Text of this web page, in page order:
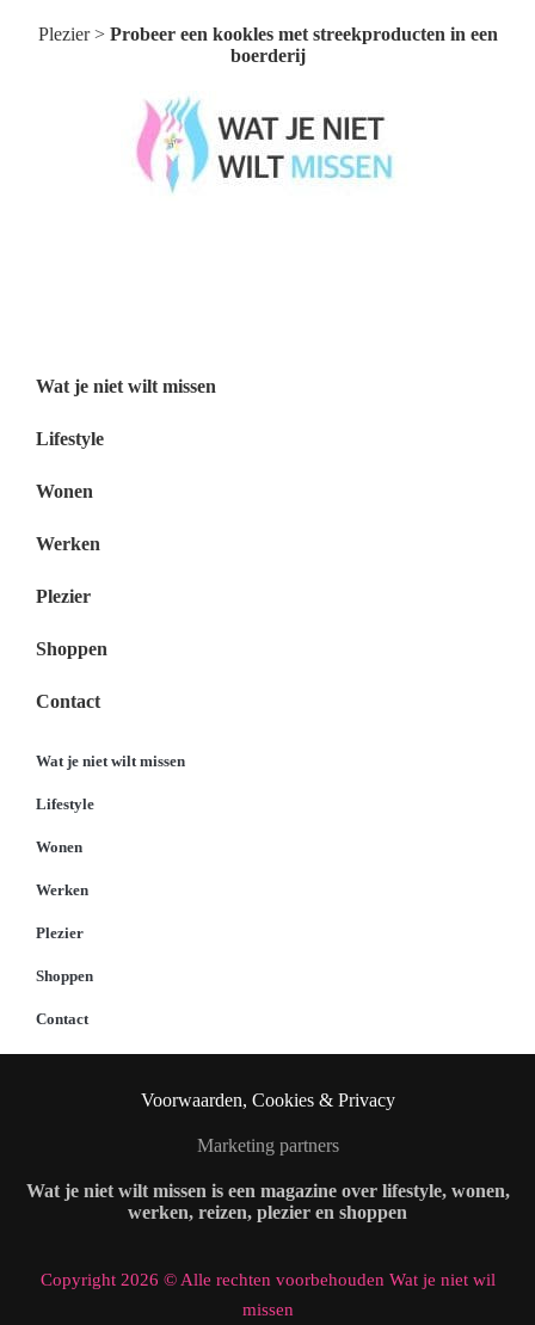
Plezier> Probeer een kookles met streekproducten in een
boerderij
Wat je niet wilt missen
Lifestyle
Wonen
Werken
Plezier
Shoppen
Contact
Wat je niet wilt missen
Lifestyle
Wonen
Werken
Plezier
Shoppen
Contact
Voorwaarden, Cookies & Privacy
Marketing partners
Wat je niet wilt missen is een magazine over lifestyle, wonen,
werken, reizen, plezier en shoppen
Copyright 2026 © Alle rechten voorbehouden Wat je niet wil
missen